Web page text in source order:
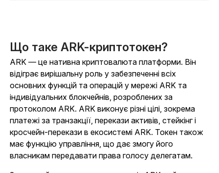
Що таке ARK-криптотокен?
ARK — це нативна криптовалюта платформи. Він
відіграє вирішальну роль у забезпеченні всіх
основних функцій та операцій у мережі ARK та
індивідуальних блокчейнів, розроблених за
протоколом ARK. ARK виконує різні цілі, зокрема
платежі за транзакції, перекази активів, стейкінг і
кросчейн-перекази в екосистемі ARK. Токен також
має функцію управління, що дає змогу його
власникам передавати права голосу делегатам.